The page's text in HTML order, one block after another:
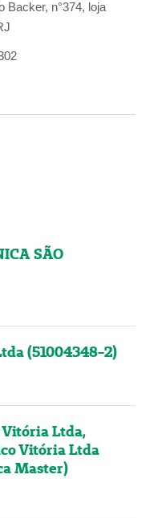
Backer, n°374, loja
SÃO
(51004348-2)
Ltda,
Vitória Ltda
Master)